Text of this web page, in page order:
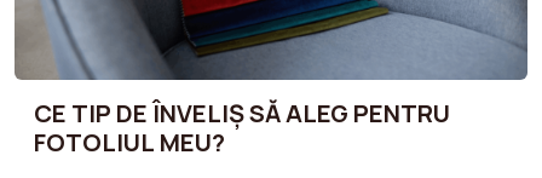
CE TIP DE ÎNVELIȘ SĂ ALEG PENTRU
FOTOLIUL MEU?